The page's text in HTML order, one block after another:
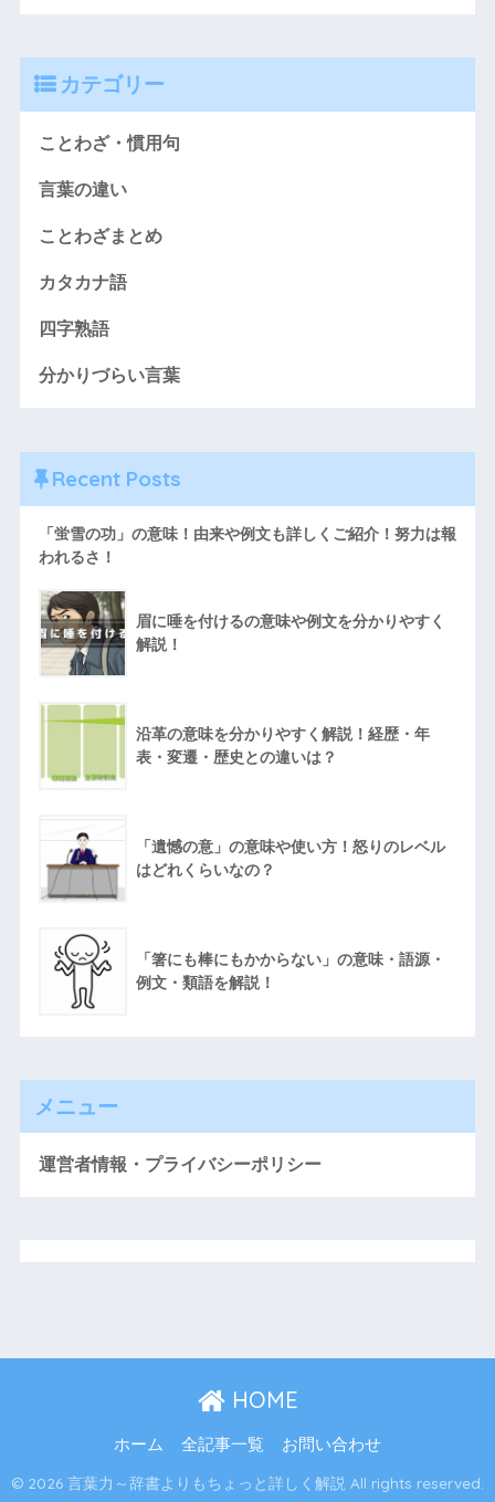
カテゴリー
ことわざ・慣用句
言葉の違い
ことわざまとめ
カタカナ語
四字熟語
分かりづらい言葉
Recent Posts
「蛍雪の功」の意味！由来や例文も詳しくご紹介！努力は報
われるさ！
眉に唾を付けるの意味や例文を分かりやすく
解説！
沿革の意味を分かりやすく解説！経歴・年
表・変遷・歴史との違いは？
「遺憾の意」の意味や使い方！怒りのレベル
はどれくらいなの？
「箸にも棒にもかからない」の意味・語源・
例文・類語を解説！
メニュー
運営者情報・プライバシーポリシー
HOME
ホーム 全記事一覧 お問い合わせ
© 2026 言葉力～辞書よりもちょっと詳しく解説 All rights reserved.